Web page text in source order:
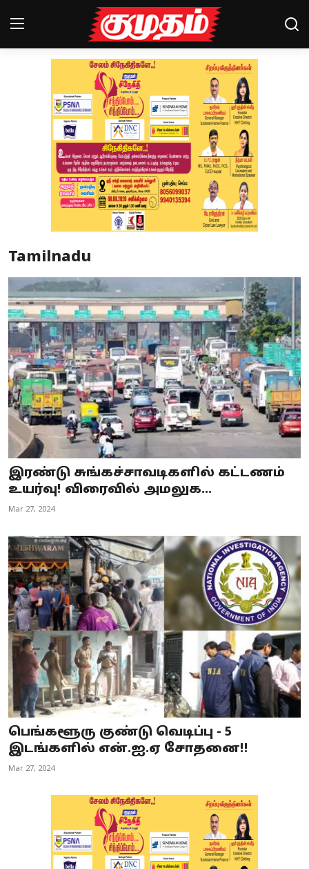
Magazines
Special Story
Business
Crime
Tamilnadu
National
World
Astrology
Spirituality
Weather
Politics
Tamilnadu
இரண்டு சுங்கச்சாவடிகளில் கட்டணம்
உயர்வு! விரைவில் அமலுக...
Mar 27, 2024
பெங்களூரு குண்டு வெடிப்பு - 5
இடங்களில் என்.ஐ.ஏ சோதனை!!
Mar 27, 2024